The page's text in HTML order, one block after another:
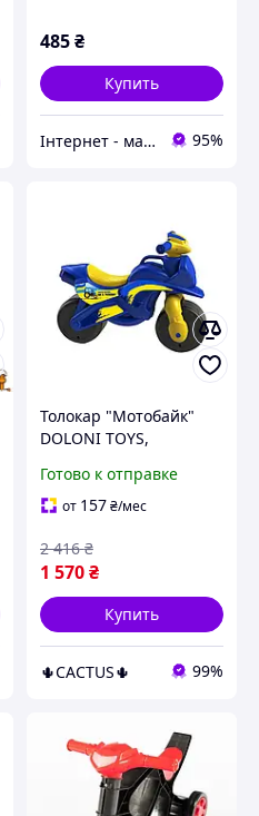
485₴
Купить
Інтернет - магазин "Lion" 95%
Толокар "Мотобайк"
DOLONI TOYS,
надписью "Добрый
вечер, Мы из
украинском языке, с
ручкой
Готово к отправке
от 157₴/мес
1 570₴
2 416 ₴
Купить
🌵CACTUS🌵 99%